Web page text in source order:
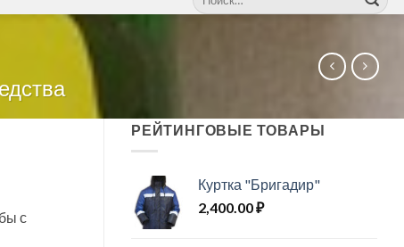
РЕЙТИНГОВЫЕ ТОВАРЫ
Куртка "Бригадир"
2,400.00₽
с